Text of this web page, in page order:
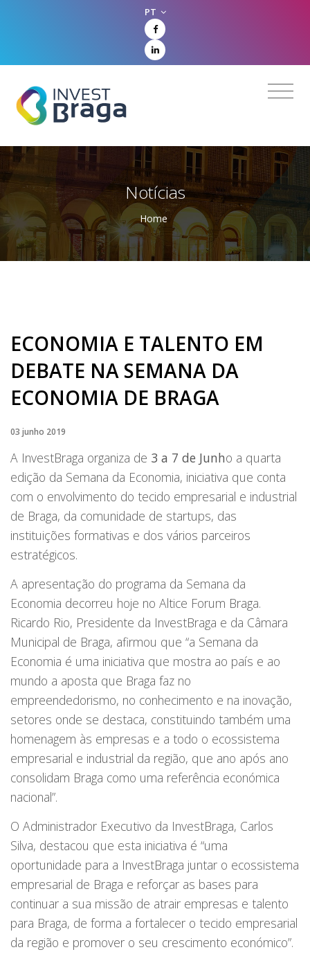
PT
Notícias
Home
ECONOMIA E TALENTO EM
DEBATE NA SEMANA DA
ECONOMIA DE BRAGA
03 junho 2019
A InvestBraga organiza de 3 a 7 de Junho a quarta
edição da Semana da Economia, iniciativa que conta
com o envolvimento do tecido empresarial e industrial
de Braga, da comunidade de startups, das
instituições formativas e dos vários parceiros
estratégicos.
A apresentação do programa da Semana da
Economia decorreu hoje no Altice Forum Braga.
Ricardo Rio, Presidente da InvestBraga e da Câmara
Municipal de Braga, afirmou que “a Semana da
Economia é uma iniciativa que mostra ao país e ao
mundo a aposta que Braga faz no
empreendedorismo, no conhecimento e na inovação,
setores onde se destaca, constituindo também uma
homenagem às empresas e a todo o ecossistema
empresarial e industrial da região, que ano após ano
consolidam Braga como uma referência económica
nacional”.
O Administrador Executivo da InvestBraga, Carlos
Silva, destacou que esta iniciativa é “uma
oportunidade para a InvestBraga juntar o ecossistema
empresarial de Braga e reforçar as bases para
continuar a sua missão de atrair empresas e talento
para Braga, de forma a fortalecer o tecido empresarial
da região e promover o seu crescimento económico”.